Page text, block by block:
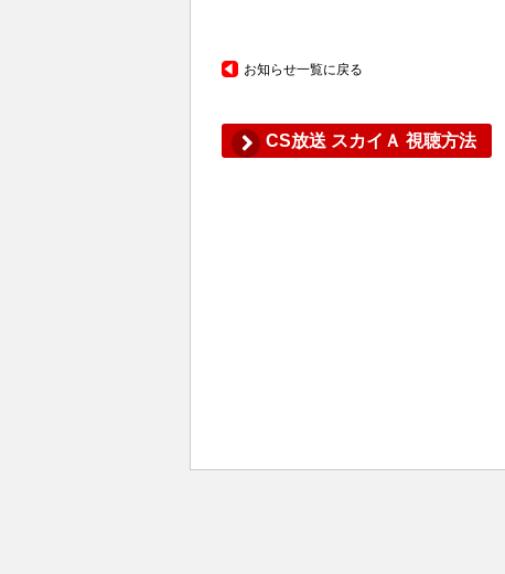
お知らせ一覧に戻る
CS放送 スカイＡ 視聴方法